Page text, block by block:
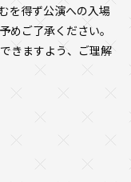
を得ず公演への入場
めご了承ください。
きますよう、ご理解